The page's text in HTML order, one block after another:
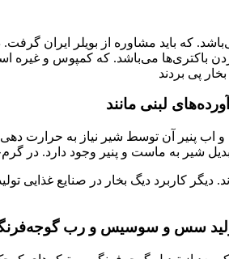
که باید مشاوره از بویلر ایران
باکتری‌ها می‌باشد. که کمپوس و
پی بردند
لبنی مانند
و اب پنیر آن توسط شیر نیاز به حرارت
شیر به ماست و پنیر وجود دارد. در
کاربرد دیگ بخار در صنایع غذایی
سس و سوسیس و رب